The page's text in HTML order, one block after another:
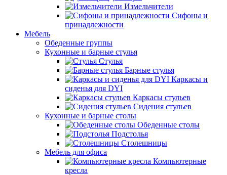
Измельчители
Сифоны и
принадлежности
Мебель
Обеденные группы
Кухонные и барные стулья
Стулья
Барные стулья
Каркасы и
сиденья для DYI
Каркасы стульев
Сидения стульев
Кухонные и барные столы
Обеденные столы
Подстолья
Столешницы
Мебель для офиса
Компьютерные
кресла